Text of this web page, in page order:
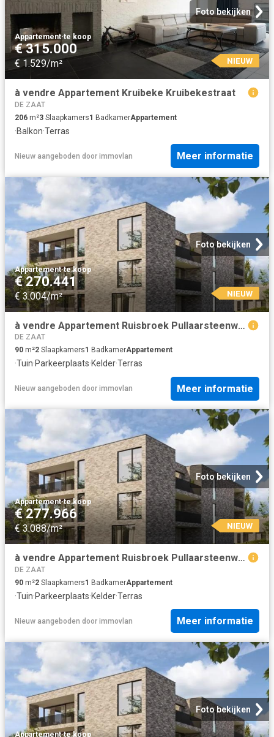
Foto bekijken
Appartement·te koop
€ 315.000
€ 1.529/m² NIEUW
à vendre Appartement Kruibeke Kruibekestraat
DE ZAAT
206 m²3 Slaapkamers1 BadkamerAppartement
·Balkon·Terras
Nieuw aangeboden door immovlan Meer informatie
Foto bekijken
Appartement·te koop
€ 270.441
€ 3.004/m² NIEUW
à vendre Appartement Ruisbroek Pullaarsteenweg
DE ZAAT
90 m²2 Slaapkamers1 BadkamerAppartement
·Tuin·Parkeerplaats·Kelder·Terras
Nieuw aangeboden door immovlan Meer informatie
Foto bekijken
Appartement·te koop
€ 277.966
€ 3.088/m² NIEUW
à vendre Appartement Ruisbroek Pullaarsteenweg
DE ZAAT
90 m²2 Slaapkamers1 BadkamerAppartement
·Tuin·Parkeerplaats·Kelder·Terras
Nieuw aangeboden door immovlan Meer informatie
Foto bekijken
Appartement·te koop